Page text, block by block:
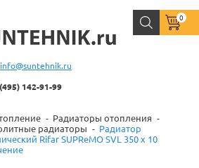
info@suntehnik.ru
142-91-99
0
Радиаторы отопления
радиаторы
Радиатор
Rifar SUPReMO SVL 350 x 10